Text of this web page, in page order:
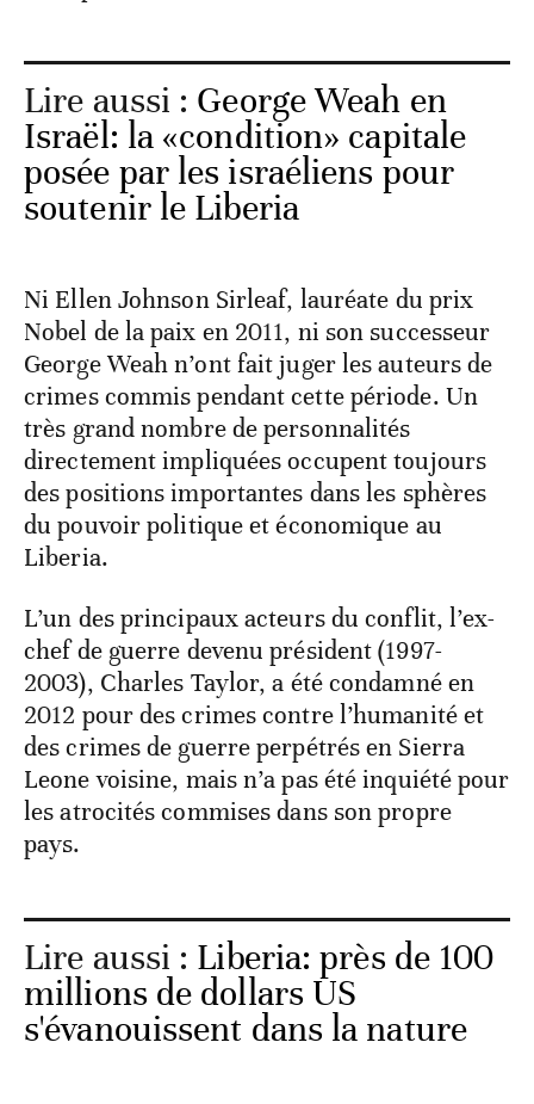
Lire aussi : George Weah en
Israël: la «condition» capitale
posée par les israéliens pour
soutenir le Liberia
Ni Ellen Johnson Sirleaf, lauréate du prix
Nobel de la paix en 2011, ni son successeur
George Weah n’ont fait juger les auteurs de
crimes commis pendant cette période. Un
très grand nombre de personnalités
directement impliquées occupent toujours
des positions importantes dans les sphères
du pouvoir politique et économique au
Liberia.
L’un des principaux acteurs du conflit, l’ex-
chef de guerre devenu président (1997-
2003), Charles Taylor, a été condamné en
2012 pour des crimes contre l’humanité et
des crimes de guerre perpétrés en Sierra
Leone voisine, mais n’a pas été inquiété pour
les atrocités commises dans son propre
pays.
Lire aussi : Liberia: près de 100
millions de dollars US
s'évanouissent dans la nature